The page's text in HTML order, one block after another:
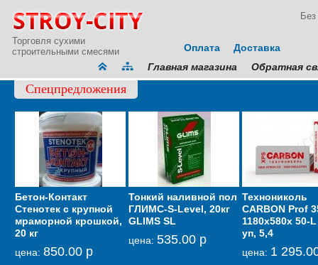
Торговля сухими
строительными смесями
Оплата Доставка
Главная магазина Обратная
Спецпредложения
Бетон-Контакт
Стенотек с крупной
мраморной крошкой,
20 кг
цена: 850.00 р
Тонкий наливной пол
ГЛИМС-S-Level, 20кг
GLIMS SL
цена: 535.00 р
Технониколь
CARBON Prof
1180х580х 50-
уп, 5,4
цена: 1
Мембрана
звукоизоляционная
тонкая Тексаунд 70
цена:6 600.00 р
цена: